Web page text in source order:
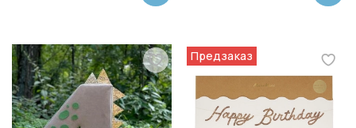
Предзаказ